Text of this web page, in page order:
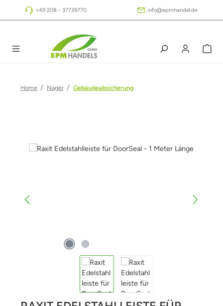
Zum Hauptinhalt springen
+49 208 - 37739770 info@epmhandel.de
Home / Nager / Gebäudeabsicherung
Bildergalerie überspringen